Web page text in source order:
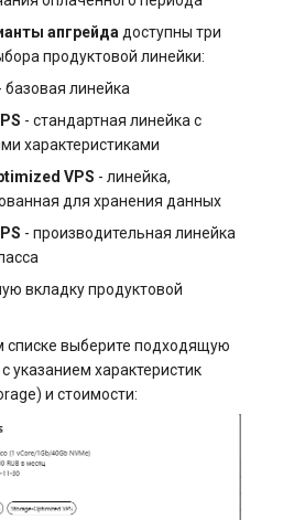
апгрейда доступны три
продуктовой линейки:
базовая линейка
- стандартная линейка с
характеристиками
VPS - линейка,
для хранения данных
- производительная линейка
вкладку продуктовой
выберите подходящую
указанием характеристик
и стоимости: